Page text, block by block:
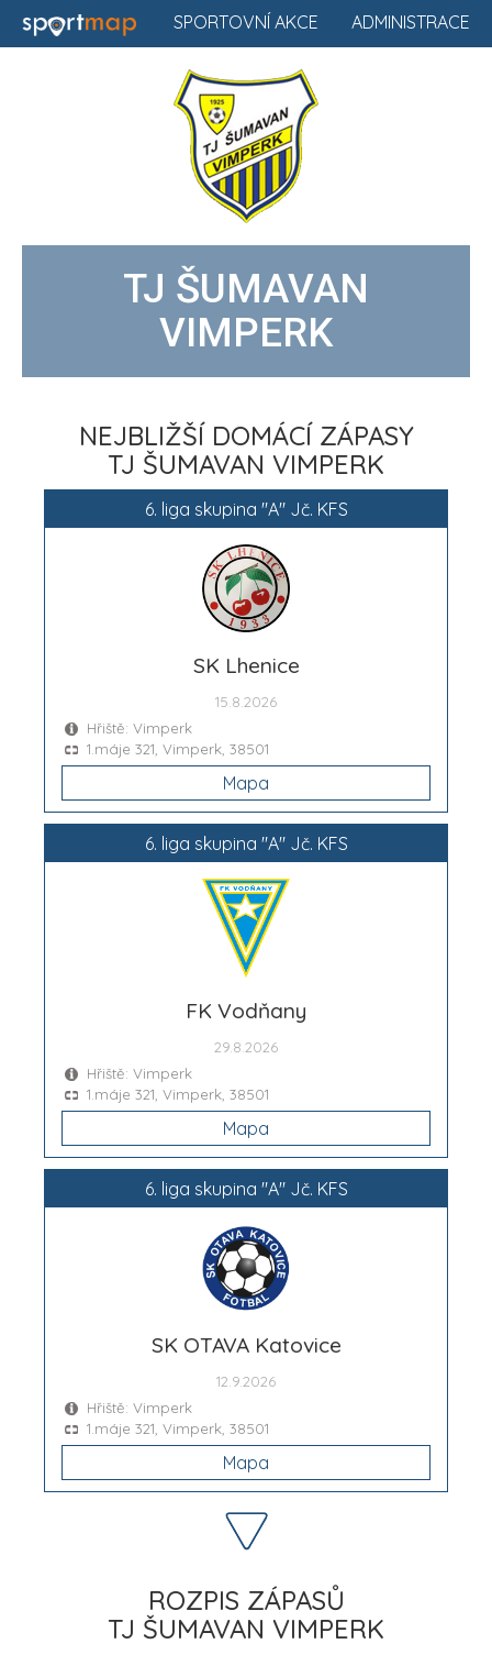
ADMINISTRACE
SPORTOVNÍ AKCE
TJ ŠUMAVAN
VIMPERK
NEJBLIŽŠÍ DOMÁCÍ ZÁPASY
TJ ŠUMAVAN VIMPERK
6. liga skupina "A" Jč. KFS
SK Lhenice
15.8.2026
Hřiště: Vimperk
1.máje 321, Vimperk, 38501
Mapa
6. liga skupina "A" Jč. KFS
FK Vodňany
29.8.2026
Hřiště: Vimperk
1.máje 321, Vimperk, 38501
Mapa
6. liga skupina "A" Jč. KFS
SK OTAVA Katovice
12.9.2026
Hřiště: Vimperk
1.máje 321, Vimperk, 38501
Mapa
ROZPIS ZÁPASŮ
TJ ŠUMAVAN VIMPERK